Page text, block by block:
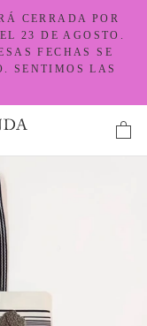
CERRADA POR
23 DE AGOSTO.
FECHAS SE
SENTIMOS LAS